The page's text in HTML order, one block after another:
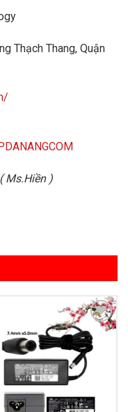
Thạch Thang, Quận
Ms.Hiền )
Add to
Wishlist